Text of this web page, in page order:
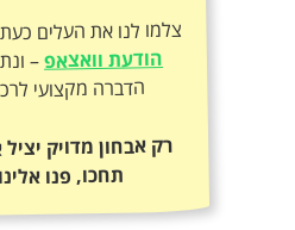
צלמו לנו את העלים
הודעת וואצאפ–
הדברה מקצועי
רק אבחון מדויק
תחכו, פנו